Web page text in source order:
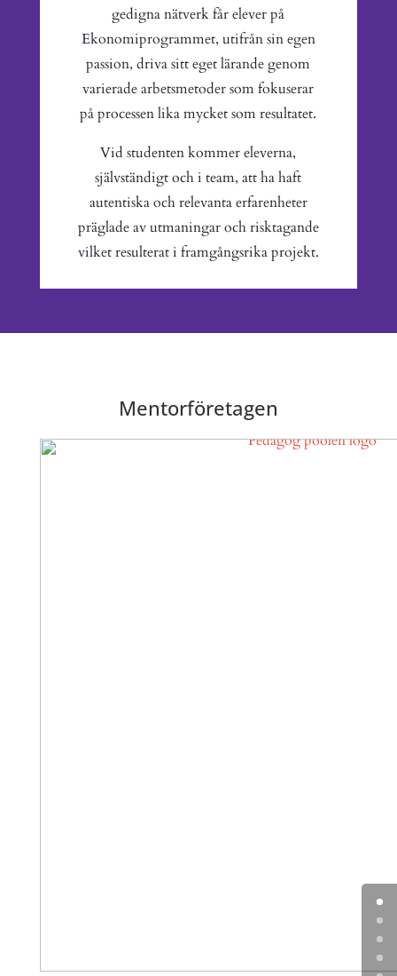
gedigna nätverk får elever på
Ekonomiprogrammet, utifrån sin egen
passion, driva sitt eget lärande genom
varierade arbetsmetoder som fokuserar
på processen lika mycket som resultatet.
Vid studenten kommer eleverna,
självständigt och i team, att ha haft
autentiska och relevanta erfarenheter
präglade av utmaningar och risktagande
vilket resulterat i framgångsrika projekt.
Mentorföretagen